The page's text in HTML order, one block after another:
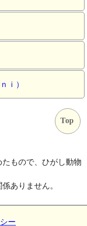
ｉ）
Top
もので、ひがし動物
ありません。
ー